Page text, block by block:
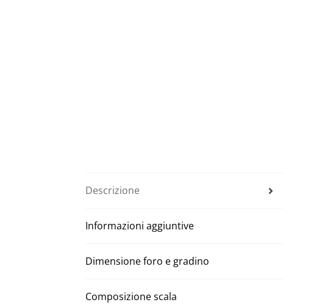
Descrizione
Informazioni aggiuntive
Dimensione foro e gradino
Composizione scala